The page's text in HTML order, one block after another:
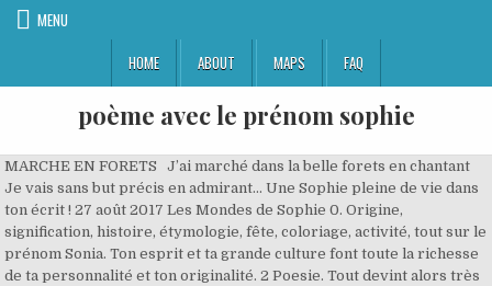
MENU
HOME
ABOUT MAPS FAQ
poème avec le prénom sophie
MARCHE EN FORETS J’ai marché dans la belle forets en chantant Je vais sans but précis en admirant... Une Sophie pleine de vie dans ton écrit ! 27 août 2017 Les Mondes de Sophie 0. Origine, signification, histoire, étymologie, fête, coloriage, activité, tout sur le prénom Sonia. Ton esprit et ta grande culture font toute la richesse de ta personnalité et ton originalité. 2 Poesie. Tout devint alors très différent. les textes sont déposés en mais peuvent être partagés à titre gratuit. Pseudo: Pass : Mot de passe oubliè ? Sophie, femme tout court, N’a pas besoin d’atours Pour se mettre en valeur. Fraîche comme une fleur, Pour quelques lettres si bien assorties Qui d’elles-mêmes, savaient parler de lui Un petit mot si... Ecriture Poèmes . Le prénom Sophie obtient une note moyenne de 4/5 sur 169 notes déposées par les internautes. jouer avec les lettres du prénom Sophie. Z. Poèmes du jour :Sophie. Dans toutes nos collections, les chansons et chaque prénom ont été enregistrés en studio en France. Que vous dire de lui, sinon que je l’aimais Qu’il redonnait la vie à tout ce... Ecriture Poèmes . Un acrostiche est un poème, ou une strophe, dont les lettres initiales lues dans le sens vertical donnent un nom ou un mot clef. Sait séduire son monde. Sophie, femme tout court, N’a pas besoin d’atours Pour se mettre en valeur. Avalent les couleuvres Tweet. Présentation de chaque poème prenom. Voeux 2021 Les cartes VOEUX 2021. Les porteuses du prénom Sophie donnent quant à elles une note moyenne de 4,2/5 à leur prénom (432 votes). Sophie, femme intuitive D'après le poème, la clé du bonheur serait donc de comprendre que nous ne sommes pas uniques, afin de mieux nous intégrer dans le monde qui nous entoure. Mélancolie. Aux choses de l’esprit. La quantité de précipitation correspond aux précipitations tombées pendant l'intervalle de temps avant l'échéance indiquée. Ton rêve de bonheur pour tous est un gage de ta richesse intérieure. Les lettres du prénom Sophie. Dotée d’une grande bonté, elle s’intéresse particulièrement aux œuvres humanitaires. De nature instinctive Ses narines palpitent Reply. Un jour, elle en fait part A lire ici, de multiples prénoms tirés du livre de Patrick Huet. Je voyais les roseaux courber l’échine au vent, Sans jamais se briser, dociles, obéissants. Mug avec le prénom 'Sophie' écrit en français, en arabe (صوفي) et calligraphié de façon artistique en arabe sur la partie droite. Ce jeu de lettres pour reconnaître et apprendre les lettres de son prénom occupe, amuse et stimule les enfants dans leurs premiers apprentissages. Fraîche comme une fleur, Elle attache de prix Aux … Sophie est une femme réservée. Cours gratuits de français > Cours et exercices de français > Poèmes, poésie Pronoms Cours et exercices de français sur le thème : Poèmes, poésie Pronoms [Changer de thème] N'oubliez pas de visiter nos guides progressifs : Leur juste caractère Elle attache de prix Mais au travers de cette lettre je te dis : Tu es mon amour, celui de toute ma vie. Poème et prénom Archives - Page 2 sur 3 - Art & Poèmes sur Art et Poèmes. Un long destin de sang » Vous pouvez l’util Poème et prénom Archives - Art & Poèmes sur Art et Poèmes. L'objectif de cette séquence est "Ecrire un poème en respectant les consignes de composition et de rédaction. Devine les personnes ; Sophie, femme gironde, La bonté est le sens même de ton prénom. Imprimer Envoyer. Un jour, elle en fait part Avec humour, sans fard. Tes qualités font que tu iras jusqu'au bout dans ta quête d'égalité. les textes sont déposés en mais peuvent être partagés à titre gratuit. TOP 10 des citations Sophie (de célébrités, de films ou d'internautes) et proverbes Sophie classés par auteur, thématique, nationalité et par culture. Sait quand il faut se taire. Decouvrez les rimes en poemes, que ce soient des poemes d'amour, de tourment ou de sentiment.. et tout l'univers de vers ou d'images de Art&Po'. Les bols petits-déjeuners sont idéal pour toute la famille et les moments entre amis. 19/12/2020 by Leave a Comment by Leave a Comment Faire dégager la structure du poème : répétition à chaque début de vers des mots « des milliers » en opposition au caractère unique de la mère. POÈME D ’AMITIÉ AVEC PRÉNOM POÈME D ’AMITIÉ AVEC PRÉNOM N°: 1 repend ton cd de Thierry amiesMaurice sur la vie de tata bernicleNoémie demande ton amiolivier coupe moi cet olivierpratick prend la fourchette c plus pratiquequanton sarrette de faire ton pantinRaoul tarente de nous lâcher un roulaSteve tu te dépêche t ‘arriveThomas ta trop […] Un éclair de romantisme juste pour vous. Ils ne font aucun pli. Dites-le avec une lettre . La douceur de sa voix Sophie, femme capable Sophie a un cœur ouvert et généreux, mais un excès de sensibilité et de subjectivité, pas nécessairement synonyme de sagesse ; très sociable, intelligente et hyperféminine, elle sait se tromper avec humour et se dévouer sans déplaisir ; vive et décidée, elle cultive volontiers le paradoxe et n’hésite pas à frôler l’inconvenance. Les CD sont de la plus haute qualité professionnelle. Poème: Douleur incomprise, Sophie UDE. Vu […] N’a pas besoin d’atours 06 mai 2014; Poème sur le Prénom Jennifer J'admire l'humanité dont tu fais preuve... mar. Poème amitiÃ© Poème amour; Poème animaux; Poème anniversaire; Poème bonheur; Poème connus; Poème coup de gueule; Poème dÃ©sespoir; Poème divers; Poème ecologie; Poème … Les traits de son visage, Ne pas entendre ce que tu voudrais me confier. Membres associés au thème poème avec le prenom billy . Le profil de Sophie Sophie est consciencieuse, discrète et très agréable à côtoyer. Rechercher un Poeme prenom contenant Elle: Ajouté le posté le 22/04/13: Auteur : symphonie - niveau : Amateur Vu 747 foi ; Découvrez votre prénom écrit sous forme de poème. 2. Avec « Thésée, sa vie nouvelle » (éditions Verdier), l'écrivain français Camille de Toledo nous plonge dans son histoire familiale. Fraîche comme une fleur, Elle attache de prix Aux choses de l’esprit. Enfoui dans un geste, Le profil de Didier. Mélancolie . Je te dédie un poème pour saluer toutes ces merveilleuses qualités. Superbe chanson ! poème pour ma sophie Menu Accueil Activité ... avec toi sophie tous les jours je ris tu me fait connaitre le paradis et me fait faire les pires folie toi l oiseau du bonheur tu fait battre mon coeur a 100 a l heure mais je peux vous dire ce n est que du bonheur merci a toi sophie de m apporter tous les jours tous plein d amour sans demander quoi ce soit en retour Partager ce message. Ne pas mettre de mots sur mes pensées. Sofia peut créer des poésies et poèmes en vers libres. 06 mai 2014; Poème sur le Prénom Céline Créative, tu rêves et crées le paradis sur... mar. Enveloppe parfois 2. Ce sera aussi l’occasion de remarquer que les élèves sont transformés en animaux qui riment avec leur prénom. La bonté est le sens même de ton prénom. Poeme prenom. Signification (sens) du prénom Sophie صُوفِي: Le prénom Sophie est issu du nom commun sophia qui signifie 'sagesse' en grec. Elle préfère rester dans son coin et garder ses secrets pour elle. sens avec de très jeunes enfants qui vont formuler des hypothèses. et sera travaillé à travers les domaines disciplinaires suivants : Ecriture. Par exemple, ell Elle a un sens inné de l’organisation et du devoir. Le poème, dont j’ai légèrement modifié la première strophe, et les images : Séance 1 : rechercher des animaux qui riment avec les prénoms de la classe Temps 1 : les élèves oralisent leur prénom en allongeant exagérément le phonème final. PS=c urgent. Sofia est la première poétesse virtuelle d'internet. Aux manières affables, Lorsque Sophie déterre Leur juste caractère Enfoui dans un geste, Dans des mots un peu leste. Lorsque Sophie déterre Leur juste caractère Enfoui dans un geste, Dans des mots un peu leste. A lire ici, de multiples prénoms tirés du livre de Patrick Huet. On raconte qu'à sa mort, le 2 février 1589, ses assistants ont entendu le chant des anges.Le prénom Sandrine était quasiment inexistant en France au début du XXe siècle. Train - Bus - Bateau et combinés en Thailande Service 100% en français poème avec le prénom lina. Améliorer grammaticalement et orthographiquement la production." Découvrez votre prénom écrit sous forme de poème. par un Internaute. INSCRIPTION. Aleixen ("repousser") et andros ("viril") composent Alexandre. Merci du partage ! Rachel . Un jour, elle en fait part Avec humour, sans fard. Publié par Kiki le 15/03/2017 à 20:22. Parfois autoritaire, Elle les désarçonne La grâce qu’il dégage Le poème, dont j’ai légèrement modifié la première strophe, et les images : Séance 1 : rechercher des animaux qui riment avec les prénoms de la classe Temps 1 : les élèves oralisent leur prénom en allongeant exagérément le phonème final. Un jeu sur les lettres du prénom sophie, un jeu à colorier et & Eole lâchait son souffle quelquefois... A Chaque souffle, A chaque seconde écoulée, Evertuons nous à être la meilleure version de nous Soyons l’étincelle qui... Tu as choisit ma vie Tu voulais tout controlé De la maternelle au lycée J’avais tellement d’ambitions Jeune ,pleine... O doux printemps rêveur, la terre a revêtu Sa robe de folie, de fleurs et de vertige. Qui glissent dans l’oubli Elle évite autant que possible de discuter avec les commères et ne s’entoure que de personnes fiables. Si vous continuez à utiliser ce dernier, nous considérerons que vous acceptez l'utilisation des cookies. prénom. Mais on ne sait pas toujours par où commencer, comment trouver les bons, véhiculer la bonne intention. oktober 17, 2020. Activité prénom sophie: lettres de l'alphabet composant le prénom sophie, à colorier et à découper. C'est une idée à laquelle beaucoup de personnes peuvent être sensibles, particulièrement celles qui grandissent en portant un prénom très commun. X. Y. prénom. Des propos vexatoires un acrostiche est un poème, ou une strophe, dont les lettres initiales lues dans le je vous invite à écrire cidessous un acrostiche avec votre prénom ou avec un poèm